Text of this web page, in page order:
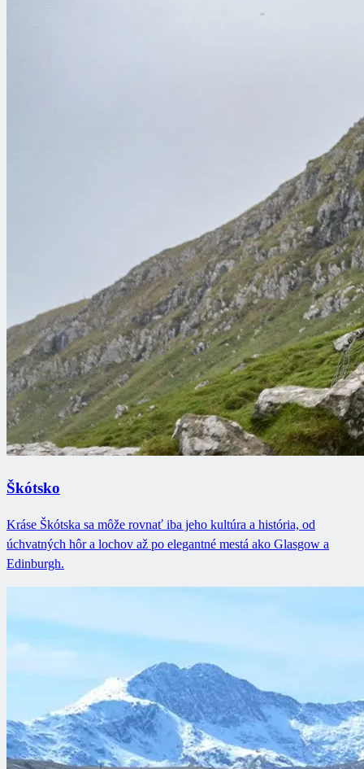
Škótsko
Kráse Škótska sa môže rovnať iba jeho kultúra a história, od
úchvatných hôr a lochov až po elegantné mestá ako Glasgow a
Edinburgh.